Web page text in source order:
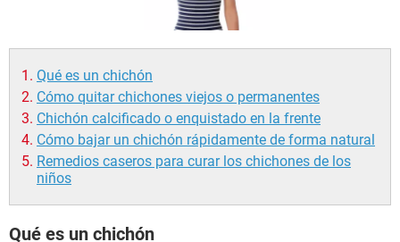
Qué es un chichón
Cómo quitar chichones viejos o permanentes
Chichón calcificado o enquistado en la frente
Cómo bajar un chichón rápidamente de forma natural
Remedios caseros para curar los chichones de los
niños
Qué es un chichón